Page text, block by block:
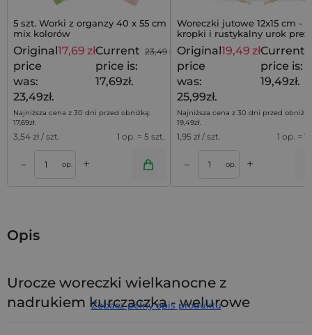
5 szt. Worki z organzy 40 x 55 cm -
mix kolorów
23,49 zł
Original
price
was:
23,49zł.
17,69 złCurrent
price is:
17,69zł.
Najniższa cena z 30 dni przed obniżką:
17,69zł.
3,54 zł / szt. 1 op. = 5 szt.
– op. +
Woreczki jutowe 12x15 cm -
kropki i rustykalny urok
Original
price
was:
25,99zł.
19,49 złCurrent
price is:
19,49zł.
Najniższa cena z 30 dni przed
19,49zł.
1,95 zł / szt. 1 op. =
– op. +
Dodaj do koszyka
Opis
Urocze woreczki wielkanocne z
nadrukiem kurczaczka - welurowe
Zobacz pełny opis produktu